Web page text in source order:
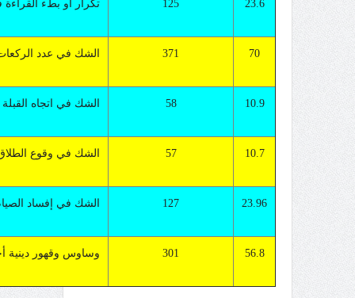
23.6
125 تكرار أو بطء القراءة
70
371 الشك في عدد
10.9
58 الشك في اتجاه القبلة
10.7
57 الشك في وقوع
23.96
127 الشك في إفساد
56.8
301 وساوس وقهور دينية